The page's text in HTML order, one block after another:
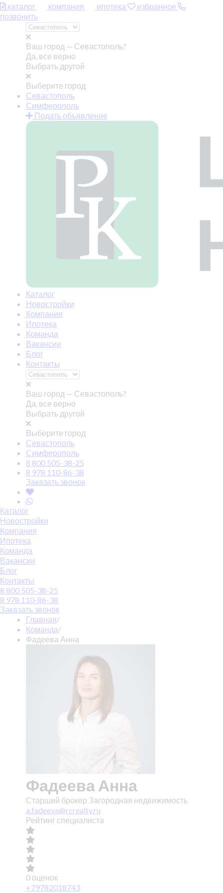
каталог компания ипотека
избранное
позвонить
Ваш город — Севастополь?
Да, все верно
Выбрать другой
Выберите город
Севастополь
Симферополь
Подать объявление
Каталог
Новостройки
Компания
Ипотека
Команда
Вакансии
Блог
Контакты
Ваш город — Севастополь?
Да, все верно
Выбрать другой
Выберите город
Севастополь
Симферополь
8 800 505-38-25
8 978 110-86-38
Заказать звонок
Каталог
Новостройки
Компания
Ипотека
Команда
Вакансии
Блог
Контакты
8 800 505-38-25
8 978 110-86-38
Заказать звонок
Главная/
Команда/
Фадеева Анна
Фадеева Анна
Старший брокер Загородная недвижимость
a.fadeeva@rcrealty.ru
Рейтинг специалиста
0 оценок
+79782018743